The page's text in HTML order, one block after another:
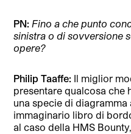
PN: Fino a che punto
sinistra o di sovversione
opere?
Philip Taaffe: Il miglior
presentare qualcosa che
una specie di
immaginario libro di
al caso della HMS